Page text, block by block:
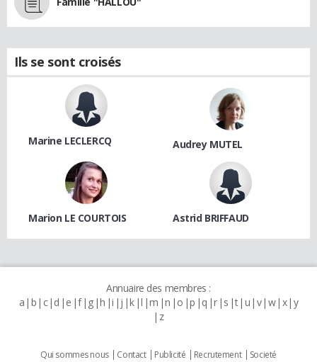
Ils se sont croisés
Marine LECLERCQ Audrey MUTEL
Marion LE COURTOIS Astrid BRIFFAUD
Annuaire des membres :
a b c d e f g h i j k l m n o p q r s t u v w x y
z
Qui sommes nous Contact Publicité Recrutement
Societé